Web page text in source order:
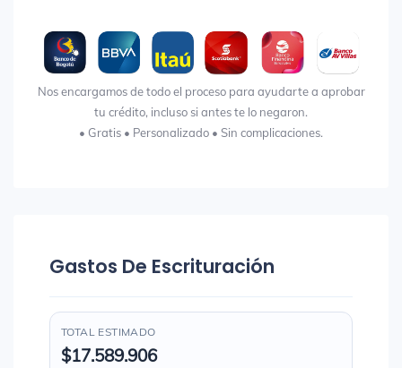
Nos encargamos de todo el proceso para ayudarte a aprobar
tu crédito, incluso si antes te lo negaron.
• Gratis • Personalizado • Sin complicaciones.
Gastos De Escrituración
TOTAL ESTIMADO
$17.589.906